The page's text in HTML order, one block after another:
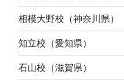
相模大野校（神奈川県）
知立校（愛知県）
石山校（滋賀県）